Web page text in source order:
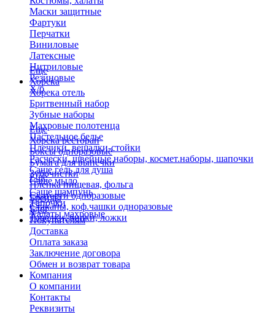
Маски защитные
Фартуки
Перчатки
Виниловые
Латексные
Нитриловые
Резиновые
Х/б
Еще
Хорека
Хорека отель
Бритвенный набор
Зубные наборы
Махровые полотенца
Пастельное белье
Плечики, вешалки-стойки
Расчески, швейные наборы, космет.наборы, шапочки
Саше гель для душа
Саше мыло
Саше шампунь
Тапочки
Халаты махровые
Еще
Хорека ресторан
Боксы одноразовые
Бумага для выпечки
Зубочистки
Пленка пищевая, фольга
Скатерти одноразовые
Стаканы, коф.чашки одноразовые
Тарелки, вилки, ложки
Еще
Бренды
Блог
Покупателям
Доставка
Оплата заказа
Заключение договора
Обмен и возврат товара
Компания
О компании
Контакты
Реквизиты